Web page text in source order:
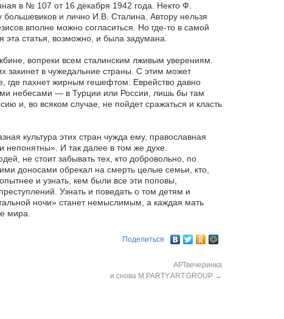
в № 107 от 16 декабря 1942 года. Некто Ф.
большевиков и лично И.В. Сталина. Автору нельзя
вполне можно согласиться. Но где-то в самой
эта статья, возможно, и была задумана.
вопреки всем сталинским лживым уверениям.
закинет в чужедальние страны. С этим может
где пахнет жирным гешефтом. Еврейство давно
небесами — в Турции или России, лишь бы там
и, во всяком случае, не пойдет сражаться и класть
культура этих стран чужда ему, православная
И так далее в том же духе.
не стоит забывать тех, кто добровольно, по
доносами обрекал на смерть целые семьи, кто,
и узнать, кем были все эти поповы,
Узнать и поведать о том детям и
ночи» станет немыслимым, а каждая мать
мира.
Поделиться
АРТвечеринка
и снова М.PARTY.ART.GROUP →